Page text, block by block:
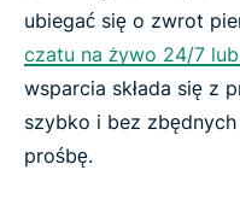
ubiegać się o zwrot
czatu na żywo 24/7
wsparcia składa się z
szybko i bez
prośbę.